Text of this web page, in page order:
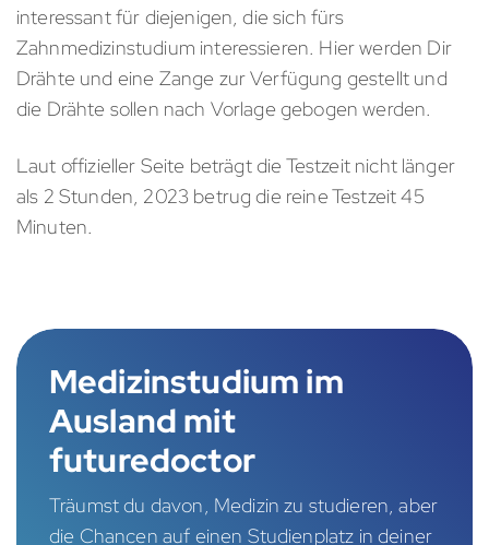
interessant für diejenigen, die sich fürs
Zahnmedizinstudium interessieren. Hier werden Dir
Drähte und eine Zange zur Verfügung gestellt und
die Drähte sollen nach Vorlage gebogen werden.
Laut offizieller Seite beträgt die Testzeit nicht länger
als 2 Stunden, 2023 betrug die reine Testzeit 45
Minuten.
Medizinstudium im
Ausland mit
futuredoctor
Träumst du davon, Medizin zu studieren, aber
die Chancen auf einen Studienplatz in deiner